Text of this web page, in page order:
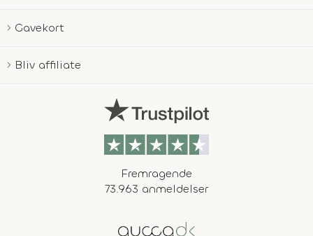
Gavekort
Bliv affiliate
Fremragende
73.963 anmeldelser